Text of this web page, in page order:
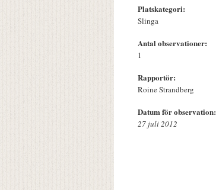
Platskategori:
Slinga
Antal observationer:
1
Rapportör:
Roine Strandberg
Datum för observation:
27 juli 2012